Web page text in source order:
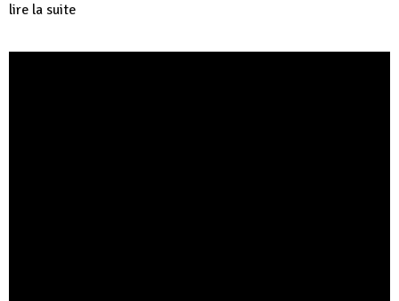
lire la suite